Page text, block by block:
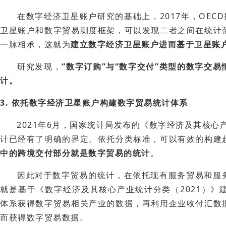
在数字经济卫星账户研究的基础上，2017年，OECD
卫星账户和数字贸易测度框架，可以发现二者之间在统
一脉相承，这就为建立数字经济卫星账户进而基于卫星账
研究发现，“数字订购”与“数字交付”类型的数字交
计。
3. 依托数字经济卫星账户构建数字贸易统计体系
2021年6月，国家统计局发布的《数字经济及其核心
计已经有了明确的界定。依托分类标准，可以有效的构
中的跨境交付部分就是数字贸易的统计。
因此对于数字贸易的统计，在依托现有服务贸易和服
就是基于《数字经济及其核心产业统计分类（2021）》
体系获得数字贸易相关产业的数据，再利用企业收付汇
而获得数字贸易数据。